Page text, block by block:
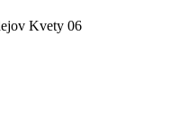
Kvety 06